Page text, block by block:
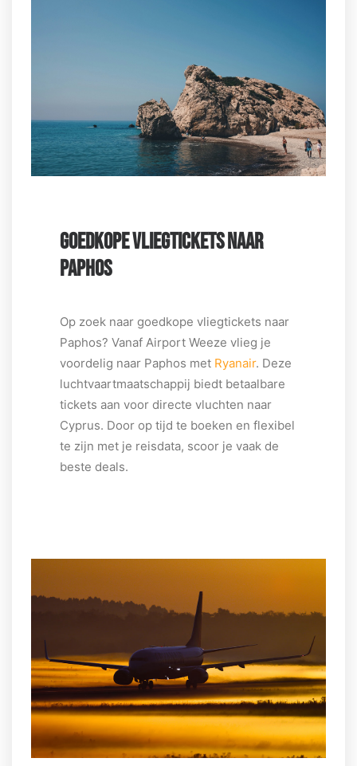
GOEDKOPE VLIEGTICKETS NAAR
PAPHOS
Op zoek naar goedkope vliegtickets naar
Paphos? Vanaf Airport Weeze vlieg je
voordelig naar Paphos met Ryanair. Deze
luchtvaartmaatschappij biedt betaalbare
tickets aan voor directe vluchten naar
Cyprus. Door op tijd te boeken en flexibel
te zijn met je reisdata, scoor je vaak de
beste deals.